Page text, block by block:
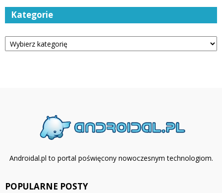
Kategorie
Kategorie
Androidal.pl to portal poświęcony nowoczesnym technologiom.
POPULARNE POSTY